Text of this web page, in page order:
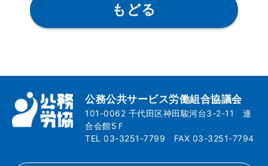
もどる
公務公共サービス労働組合協議会
101-0062 千代田区神田駿河台3-2-11 連
合会館5Ｆ
TEL 03-3251-7799 FAX 03-3251-7794